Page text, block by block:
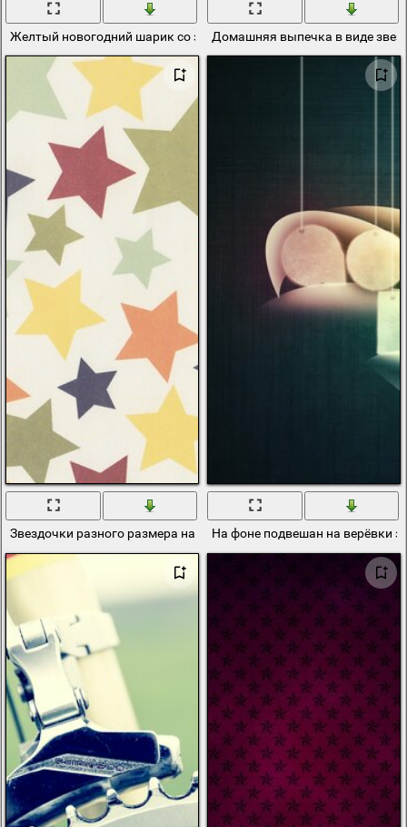
Желтый новогодний шарик со звездочкамиДомашняя выпечка в виде
Звездочки разного размера на белом фонеНа фоне подвешан на верёвки